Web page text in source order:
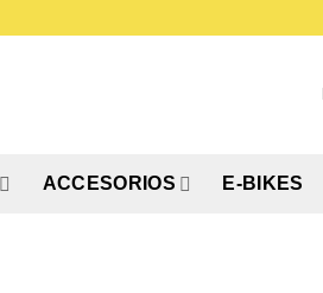
ACCESORIOS E-BIKES